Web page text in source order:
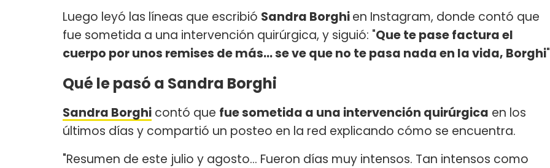
Luego leyó las líneas que escribió Sandra Borghien Instagram, donde contó que
fue sometida a una intervención quirúrgica, y siguió: "Que te pase factura el
cuerpo por unos remises de más... se ve que no te pasa nada en la vida, Borghi
Qué le pasó a Sandra Borghi
Sandra Borghi contó que fue sometida a una intervención quirúrgica en los
últimos días y compartió un posteo en la red explicando cómo se encuentra.
"Resumen de este julio y agosto... Fueron días muy intensos. Tan intensos como